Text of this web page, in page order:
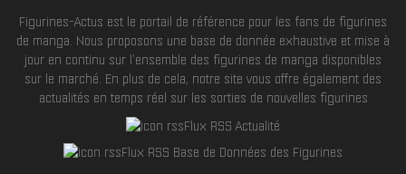
Figurines-Actus est le portail de référence pour les fans de figurines
de manga. Nous proposons une base de donnée exhaustive et mise à
jour en continu sur l'ensemble des figurines de manga disponibles
sur le marché. En plus de cela, notre site vous offre également des
actualités en temps réel sur les sorties de nouvelles figurines
Flux RSS Actualité
Flux RSS Base de Données des Figurines